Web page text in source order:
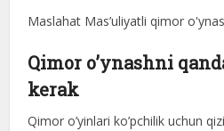
Maslahat Mas’uliyatli qimor
Qimor o’ynashni
kerak
Qimor o’yinlari ko’pchilik uchun